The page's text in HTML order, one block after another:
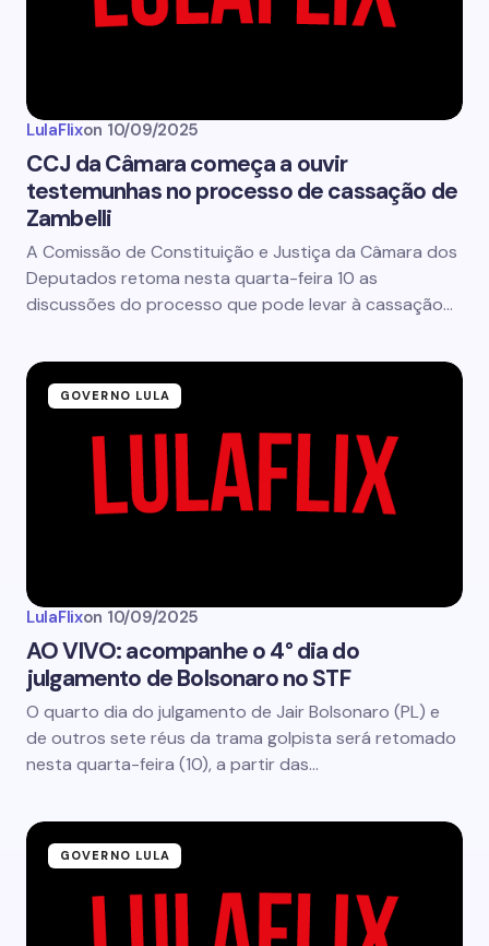
LulaFlixon 10/09/2025
CCJ da Câmara começa a ouvir
testemunhas no processo de cassação de
Zambelli
A Comissão de Constituição e Justiça da Câmara dos
Deputados retoma nesta quarta-feira 10 as
discussões do processo que pode levar à cassação…
GOVERNO LULA
LulaFlixon 10/09/2025
AO VIVO: acompanhe o 4° dia do
julgamento de Bolsonaro no STF
O quarto dia do julgamento de Jair Bolsonaro (PL) e
de outros sete réus da trama golpista será retomado
nesta quarta-feira (10), a partir das…
GOVERNO LULA